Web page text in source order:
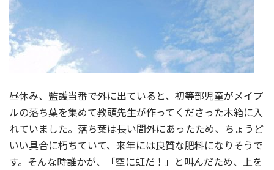
昼休み、監護当番で外に出ていると、初等部児童がメイプ
ルの落ち葉を集めて教頭先生が作ってくださった木箱に入
れていました。落ち葉は長い間外にあったため、ちょうど
いい具合に朽ちていて、来年には良質な肥料になりそうで
す。そんな時誰かが、「空に虹だ！」と叫んだため、上を